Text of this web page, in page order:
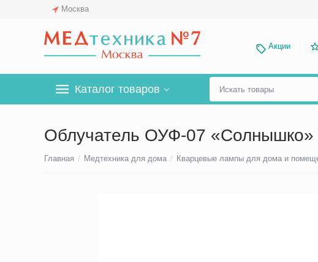
Москва
Акции
Каталог товаров
Облучатель ОУФ-07 «Солнышко»
Главная / Медтехника для дома / Кварцевые лампы для дома и